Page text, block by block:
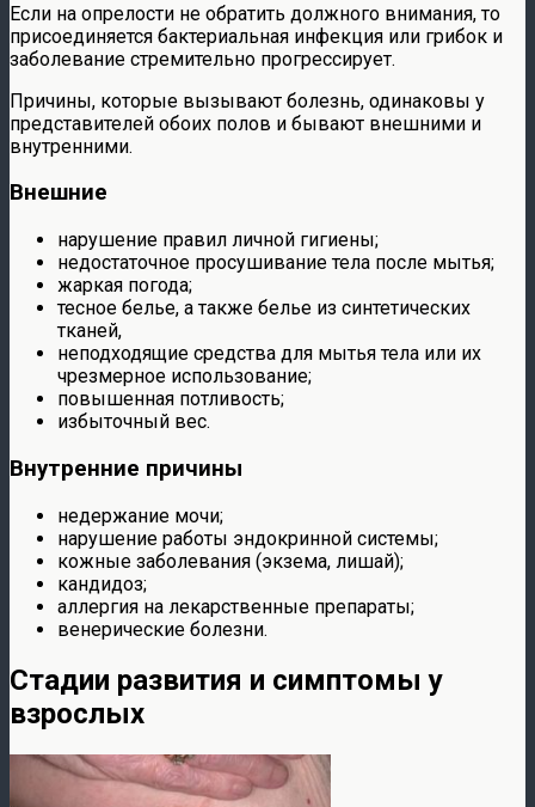
Если на опрелости не обратить должного внимания, то
присоединяется бактериальная инфекция или грибок и
заболевание стремительно прогрессирует.
Причины, которые вызывают болезнь, одинаковы у
представителей обоих полов и бывают внешними и
внутренними.
Внешние
нарушение правил личной гигиены;
недостаточное просушивание тела после мытья;
жаркая погода;
тесное белье, а также белье из синтетических
тканей,
неподходящие средства для мытья тела или их
чрезмерное использование;
повышенная потливость;
избыточный вес.
Внутренние причины
недержание мочи;
нарушение работы эндокринной системы;
кожные заболевания (экзема, лишай);
кандидоз;
аллергия на лекарственные препараты;
венерические болезни.
Стадии развития и симптомы у
взрослых